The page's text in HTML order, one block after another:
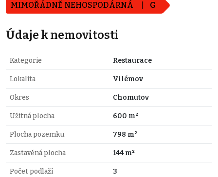
MIMOŘÁDNĚ NEHOSPODÁRNÁ G
Údaje k nemovitosti
Kategorie Restaurace
Lokalita Vilémov
Okres Chomutov
Užitná plocha 600 m²
Plocha pozemku 798 m²
Zastavěná plocha 144 m²
Počet podlaží 3